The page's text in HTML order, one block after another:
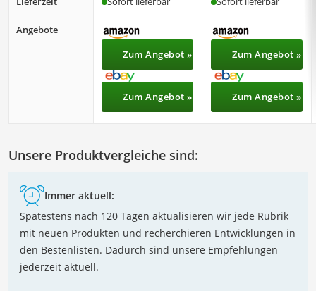
Angebote
Zum Angebot »
Zum Angebot »
Zum Angebot »
Zum Angebot »
Unsere Produktvergleiche sind:
Immer aktuell:
Spätestens nach 120 Tagen aktualisieren wir jede Rubrik
mit neuen Produkten und recherchieren Entwicklungen in
den Bestenlisten. Dadurch sind unsere Empfehlungen
jederzeit aktuell.